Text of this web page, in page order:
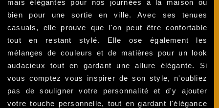
mais élégantes pour nos journées à la maison ou
bien pour une sortie en ville. Avec ses tenues
casuals, elle prouve que l'on peut être confortable
tout en restant stylé. Elle ose également les
mélanges de couleurs et de matières pour un look
audacieux tout en gardant une allure élégante. Si
vous comptez vous inspirer de son style, n'oubliez
pas de souligner votre personnalité et d'y ajouter
votre touche personnelle, tout en gardant l'élégance